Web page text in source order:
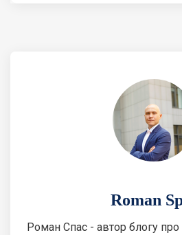
Roman
Роман Спас - автор блогу про